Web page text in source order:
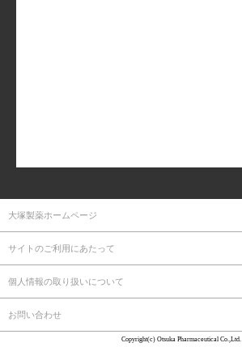
大塚製薬ホームページ
サイトのご利用にあたって
個人情報の取り扱いについて
お問い合わせ
Copyright(c) Otsuka Pharmaceutical Co.,Ltd.